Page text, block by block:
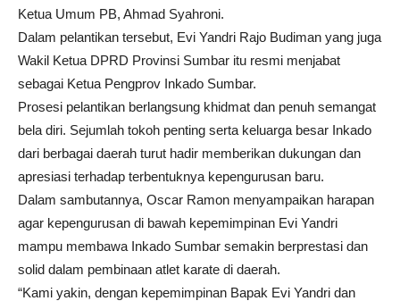
Ketua Umum PB, Ahmad Syahroni.
Dalam pelantikan tersebut, Evi Yandri Rajo Budiman yang juga
Wakil Ketua DPRD Provinsi Sumbar itu resmi menjabat
sebagai Ketua Pengprov Inkado Sumbar.
Prosesi pelantikan berlangsung khidmat dan penuh semangat
bela diri. Sejumlah tokoh penting serta keluarga besar Inkado
dari berbagai daerah turut hadir memberikan dukungan dan
apresiasi terhadap terbentuknya kepengurusan baru.
Dalam sambutannya, Oscar Ramon menyampaikan harapan
agar kepengurusan di bawah kepemimpinan Evi Yandri
mampu membawa Inkado Sumbar semakin berprestasi dan
solid dalam pembinaan atlet karate di daerah.
“Kami yakin, dengan kepemimpinan Bapak Evi Yandri dan